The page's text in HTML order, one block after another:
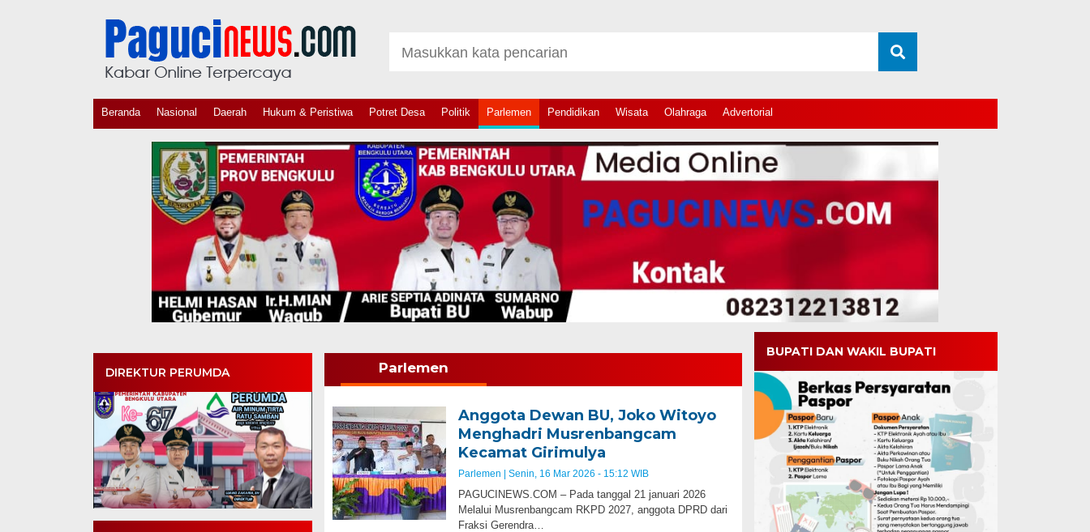
Beranda Nasional Daerah Hukum & Peristiwa Potret Desa Politik Parlemen Pendidikan Wisata Olahraga Advertorial
DIREKTUR PERUMDA Parlemen
Anggota Dewan BU, Joko Witoyo
Menghadri Musrenbangcam
Kecamat Girimulya
Parlemen | Senin, 16 Mar 2026 - 15:12 WIB
PAGUCINEWS.COM – Pada tanggal 21 januari 2026
Melalui Musrenbangcam RKPD 2027, anggota DPRD dari
Fraksi Gerendra…
BUPATI DAN WAKIL BUPATI